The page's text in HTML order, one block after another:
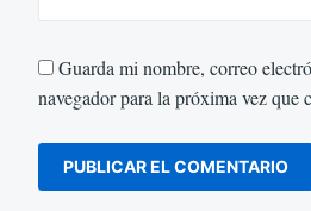
Guarda mi nombre, correo
navegador para la próxima vez que